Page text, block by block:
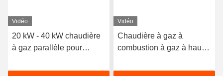
Vidéo
20 kW - 40 kW chaudière
à gaz parallèle pour
Vidéo
Chaudière à gaz à
combustion à gaz à haute
24kw 220V Chaudières à